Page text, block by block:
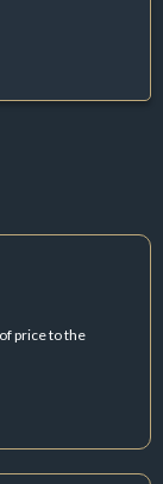
price to the